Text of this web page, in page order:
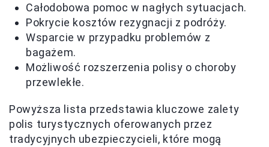
Całodobowa pomoc w nagłych sytuacjach.
Pokrycie kosztów rezygnacji z podróży.
Wsparcie w przypadku problemów z
bagażem.
Możliwość rozszerzenia polisy o choroby
przewlekłe.
Powyższa lista przedstawia kluczowe zalety
polis turystycznych oferowanych przez
tradycyjnych ubezpieczycieli, które mogą